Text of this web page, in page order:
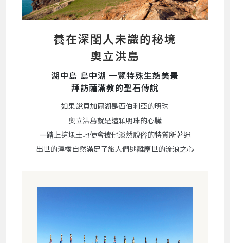
養在深閨人未識的秘境
奧立洪島
湖中島 島中湖 一覽特殊生態美景
拜訪薩滿教的聖石傳說
如果說貝加爾湖是西伯利亞的明珠
奧立洪島就是這顆明珠的心臟
一踏上這塊土地便會被他淡然脫俗的特質所著迷
出世的淳樸自然滿足了旅人們逃離塵世的流浪之心